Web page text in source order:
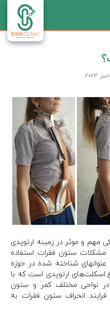
مهم و موثر در زمینه ارتوپدی
مشکلات ستون فقرات استفاده
عنوان­های شناخته شده در حوزه
اسکلت‌های ارتوپدی است که با
نواحی مختلف کمر و ستون
انحراف ستون فقرات به